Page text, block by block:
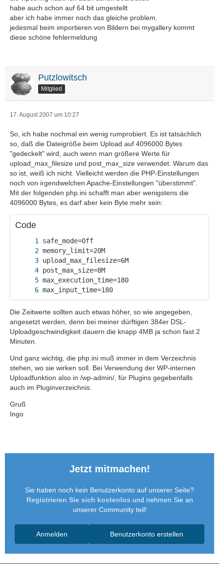
habe auch schon auf 64 bit umgestellt
aber ich habe immer noch das gleiche problem.
jedesmal beim importieren von Bildern bei mygallery kommt
diese schöne fehlermeldung
Putzlowitsch
Mitglied
17. August 2007 um 10:27
So, ich habe nochmal ein wenig rumprobiert. Es ist tatsächlich
so, daß die Dateigröße beim Upload auf 4096000 Bytes
"gedeckelt" wird, auch wenn man größere Werte für
upload_max_filesize und post_max_size verwendet. Warum das
so ist, weiß ich nicht. Vielleicht werden die PHP-Einstellungen
noch von irgendwelchen Apache-Einstellungen "überstimmt".
Mit der folgenden php.ini schafft man aber wenigstens die
4096000 Bytes, es darf aber kein Byte mehr sein:
Code
max_input_time=180
Die Zeitwerte sollten auch etwas höher, so wie angegeben,
angesetzt werden, denn bei meiner dürftigen 384er DSL-
Uploadgeschwindigkeit dauern die knapp 4MB ja schon fast 2
Minuten.
Und ganz wichtig, die php.ini muß immer in dem Verzeichnis
stehen, wo sie wirken soll. Bei Verwendung der WP-internen
Uploadfunktion also in /wp-admin/, für Plugins gegebenfalls
auch im Pluginverzeichnis.
Gruß
Ingo
Jetzt mitmachen!
Sie haben noch kein Benutzerkonto auf unserer Seite?
Registrieren Sie sich kostenlos und nehmen Sie an
unserer Community teil!
Benutzerkonto erstellen
Anmelden